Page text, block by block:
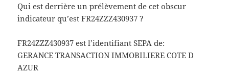
Qui est derrière un prélèvement de cet obscur
indicateur qu’est FR24ZZZ430937 ?
FR24ZZZ430937 est l’identifiant SEPA de:
GERANCE TRANSACTION IMMOBILIERE COTE D
AZUR